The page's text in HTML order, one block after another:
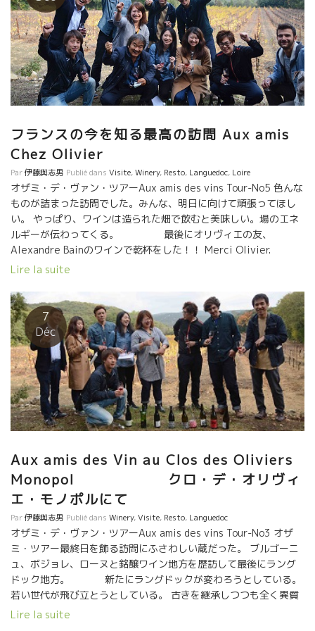
フランスの今を知る最高の訪問 Aux amis
Chez Olivier
Par伊藤與志男 Publié dans Visite,Winery, Resto, Languedoc, Loire
オザミ・デ・ヴァン・ツアーAux amis des vins Tour-No5 色んな
ものが詰まった訪問でした。みんな、明日に向けて頑張ってほし
い。 やっぱり、ワインは造られた畑で飲むと美味しい。場のエネ
ルギーが伝わってくる。 最後にオリヴィエの友、
Alexandre Bainのワインで乾杯をした！！ Merci Olivier.
Lire la suite
7
Déc
Aux amis des Vin au Clos des Oliviers
Monopol クロ・デ・オリヴィ
エ・モノポルにて
Par伊藤與志男 Publié dans Winery,Visite, Resto, Languedoc
オザミ・デ・ヴァン・ツアーAux amis des vins Tour-No3 オザ
ミ・ツアー最終日を飾る訪問にふさわしい蔵だった。 ブルゴーニ
ュ、ボジョレ、ローヌと銘醸ワイン地方を歴訪して最後にラング
ドック地方。 新たにラングドックが変わろうとしている。
若い世代が飛び立とうとしている。 古きを継承しつつも全く異質
のワインが生まれようとしている。 これは、造る方だけでなく、
Lire la suite